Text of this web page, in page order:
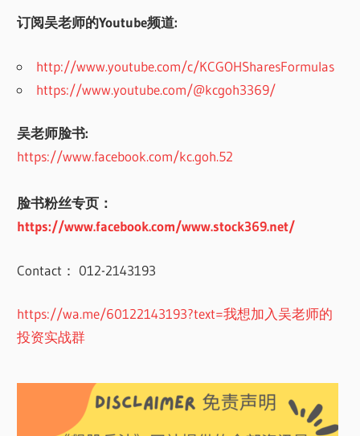
订阅吴老师的Youtube频道:
http://www.youtube.com/c/KCGOHSharesFormulas
https://www.youtube.com/@kcgoh3369/
吴老师脸书:
https://www.facebook.com/kc.goh.52
脸书粉丝专页：
https://www.facebook.com/www.stock369.net/
Contact： 012-2143193
https://wa.me/60122143193?text=我想加入吴老师的
投资实战群